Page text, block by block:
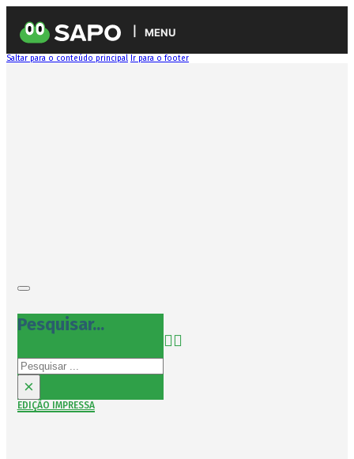
MENU
Saltar para o conteúdo principal Ir para o footer
Pesquisar...
Pesquisar
×
EDIÇÃO IMPRESSA